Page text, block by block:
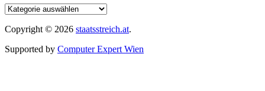
Copyright © 2026 staatsstreich.at.
Supported by Computer Expert Wien